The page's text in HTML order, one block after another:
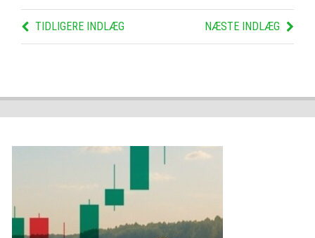
TIDLIGERE INDLÆG NÆSTE INDLÆG